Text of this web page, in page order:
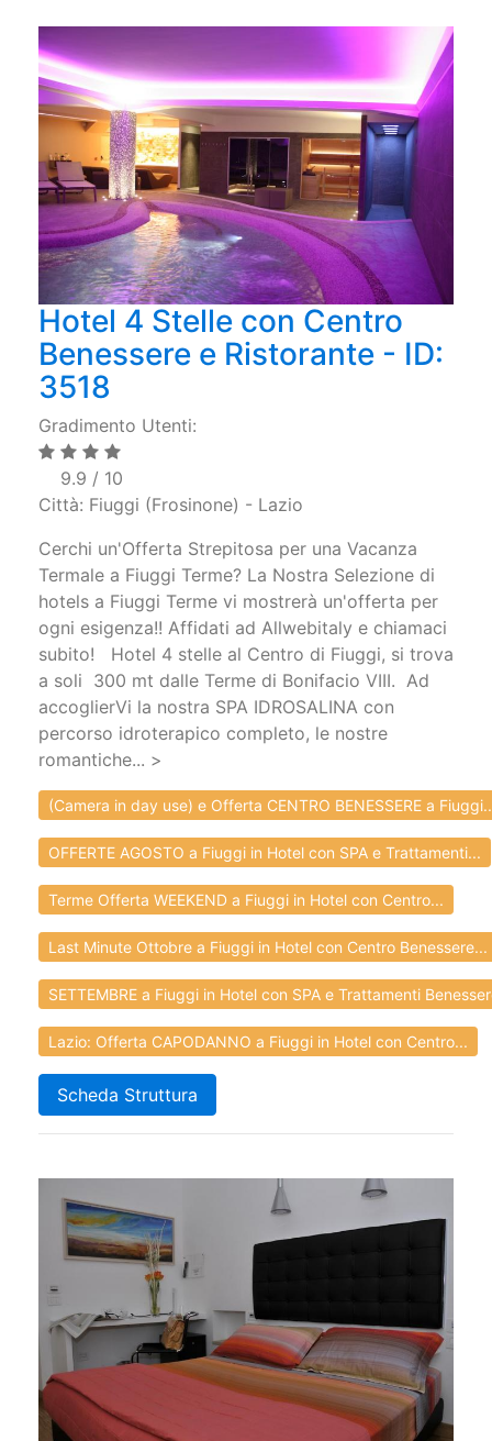
Hotel 4 Stelle con Centro
Benessere e Ristorante - ID:
3518
Gradimento Utenti:
9.9 / 10
Città: Fiuggi (Frosinone) - Lazio
Cerchi un'Offerta Strepitosa per una Vacanza
Termale a Fiuggi Terme? La Nostra Selezione di
hotels a Fiuggi Terme vi mostrerà un'offerta per
ogni esigenza!! Affidati ad Allwebitaly e chiamaci
subito! Hotel 4 stelle al Centro di Fiuggi, si trova
a soli 300 mt dalle Terme di Bonifacio VIII. Ad
accoglierVi la nostra SPA IDROSALINA con
percorso idroterapico completo, le nostre
romantiche... >
(Camera in day use) e Offerta CENTRO BENESSERE a
OFFERTE AGOSTO a Fiuggi in Hotel con SPA e Trattamenti...
Terme Offerta WEEKEND a Fiuggi in Hotel con Centro...
Last Minute Ottobre a Fiuggi in Hotel con Centro Benessere...
SETTEMBRE a Fiuggi in Hotel con SPA e Trattamenti
Lazio: Offerta CAPODANNO a Fiuggi in Hotel con Centro...
Scheda Struttura